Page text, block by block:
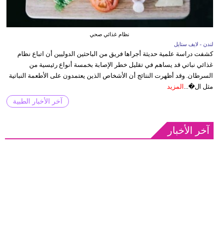
نظام غذائي صحي
لندن - لايف ستايل
كشفت دراسة علمية حديثة أجراها فريق من الباحثين الدوليين أن اتباع نظام
غذائي نباتي قد يساهم في تقليل خطر الإصابة بخمسة أنواع رئيسية من
السرطان. وقد أظهرت النتائج أن الأشخاص الذين يعتمدون على الأطعمة النباتية
مثل ال�...
المزيد
آخر الأخبار الطبية
آخر الأخبار